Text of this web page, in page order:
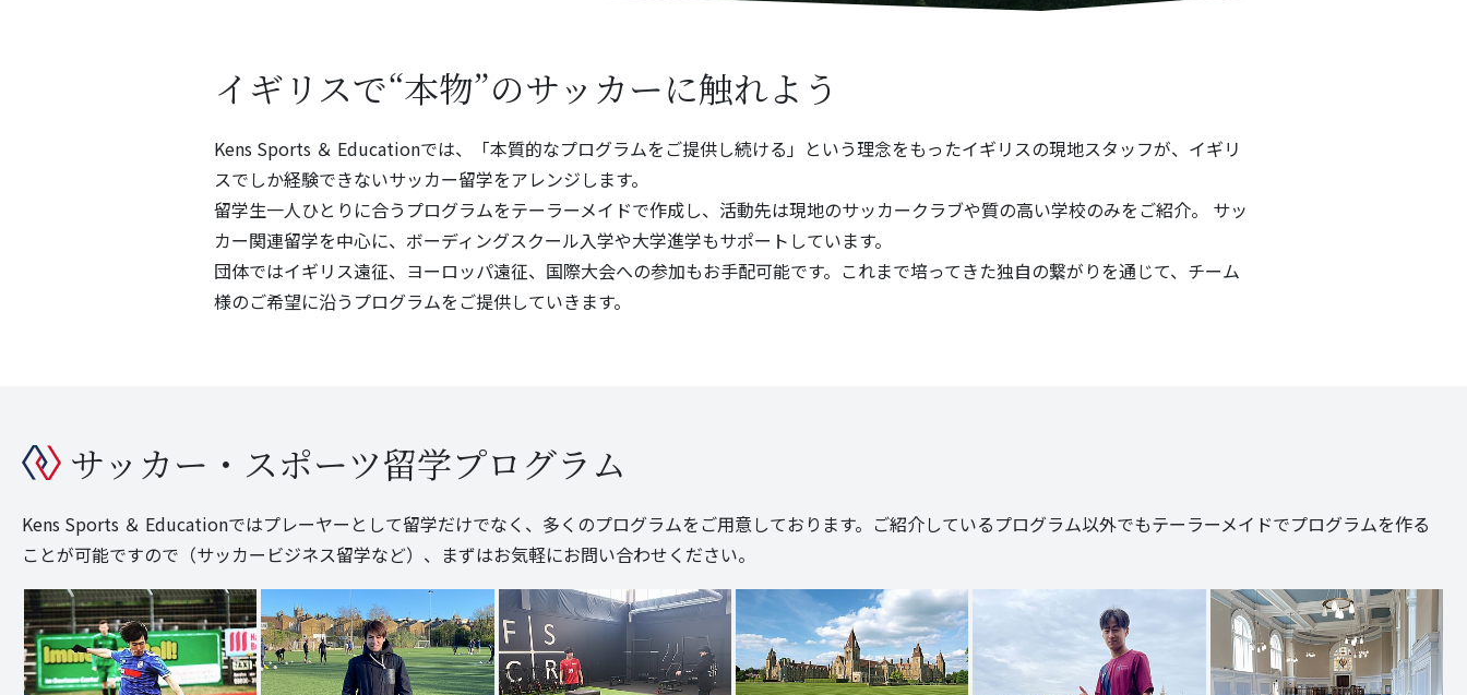
イギリスで“本物”のサッカーに触れよう
Kens Sports ＆ Educationでは、「本質的なプログラムをご提供し続ける」という理念をもったイギリスの現地スタッフが、イギリ
スでしか経験できないサッカー留学をアレンジします。
留学生一人ひとりに合うプログラムをテーラーメイドで作成し、活動先は現地のサッカークラブや質の高い学校のみをご紹介。 サッ
カー関連留学を中心に、ボーディングスクール入学や大学進学もサポートしています。
団体ではイギリス遠征、ヨーロッパ遠征、国際大会への参加もお手配可能です。これまで培ってきた独自の繋がりを通じて、チーム
様のご希望に沿うプログラムをご提供していきます。
サッカー・スポーツ留学プログラム
Kens Sports ＆ Educationではプレーヤーとして留学だけでなく、多くのプログラムをご用意しております。ご紹介しているプログラム以外でもテーラーメイドでプログラムを作る
ことが可能ですので（サッカービジネス留学など）、まずはお気軽にお問い合わせください。